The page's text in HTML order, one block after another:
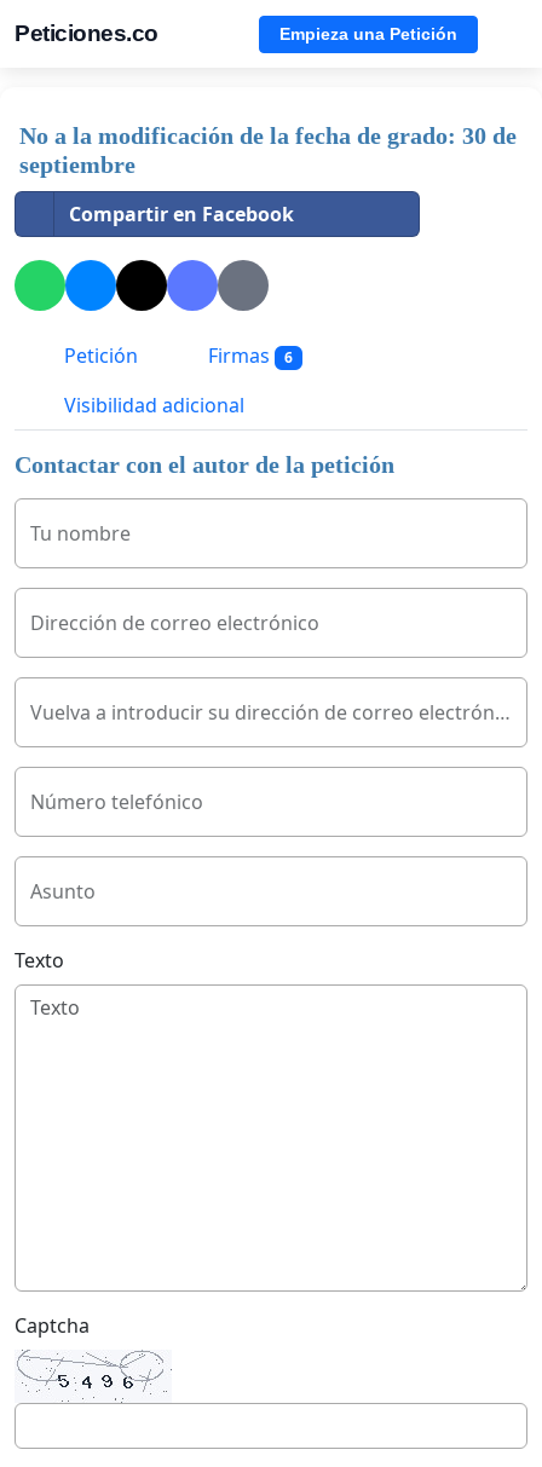
Peticiones.co Empieza una Petición
No a la modificación de la fecha de grado: 30 de
septiembre
Compartir en Facebook
Petición Firmas 6
Visibilidad adicional
Contactar con el autor de la petición
Tu nombre
Dirección de correo electrónico
Vuelva a introducir su dirección de correo electrónico
Número telefónico
Asunto
Texto
Captcha